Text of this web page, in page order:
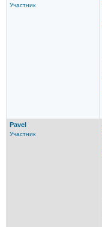
Участник
Pavel
Участник